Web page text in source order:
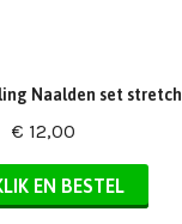
Naalden set stretch
€ 12,00
EN BESTEL